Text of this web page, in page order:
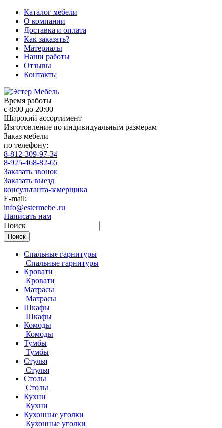
Каталог мебели
О компании
Доставка и оплата
Как заказать?
Материалы
Наши работы
Отзывы
Контакты
Время работы
с 8:00 до 20:00
Широкий ассортимент
Изготовление по индивидуальным размерам
Заказ мебели
по телефону:
8-812-309-97-34
8-925-468-82-65
Заказать звонок
Заказать выезд
консультанта-замерщика
E-mail:
info@estermebel.ru
Написать нам
Поиск
Спальные гарнитуры
Спальные гарнитуры
Кровати
Кровати
Матрасы
Матрасы
Шкафы
Шкафы
Комоды
Комоды
Тумбы
Тумбы
Стулья
Стулья
Столы
Столы
Кухни
Кухни
Кухонные уголки
Кухонные уголки